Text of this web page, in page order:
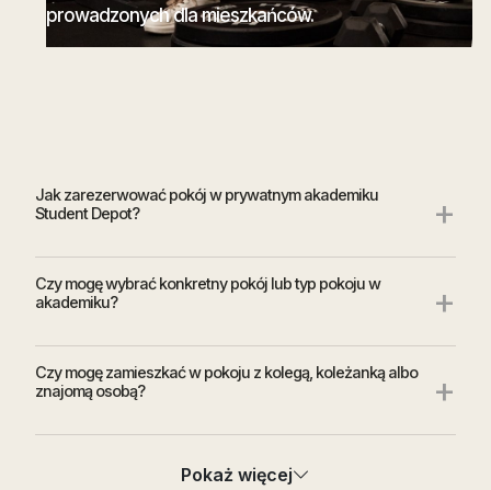
prowadzonych dla mieszkańców.
Jak zarezerwować pokój w prywatnym akademiku
Student Depot?
+
Czy mogę wybrać konkretny pokój lub typ pokoju w
akademiku?
+
Czy mogę zamieszkać w pokoju z kolegą, koleżanką albo
znajomą osobą?
+
podpisaniem umowy?Pokaż więcej